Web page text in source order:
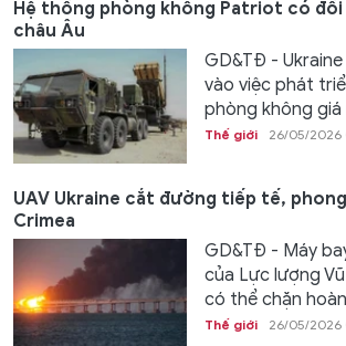
Hệ thống phòng không Patriot có
châu Âu
GD&TĐ -
vào việc phát
phòng không giá
Thế giới 26/05/2026
UAV Ukraine cắt đường tiếp tế,
Crimea
GD&TĐ - Máy
của Lực lượng
có thể chặn
Thế giới 26/05/2026